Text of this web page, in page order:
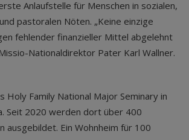
Anlaufstelle für Menschen in sozialen,
pastoralen Nöten. „Keine einzige
fehlender finanzieller Mittel abgelehnt
Nationaldirektor Pater Karl Wallner.
Holy Family National Major Seminary in
Seit 2020 werden dort über 400
ausgebildet. Ein Wohnheim für 100